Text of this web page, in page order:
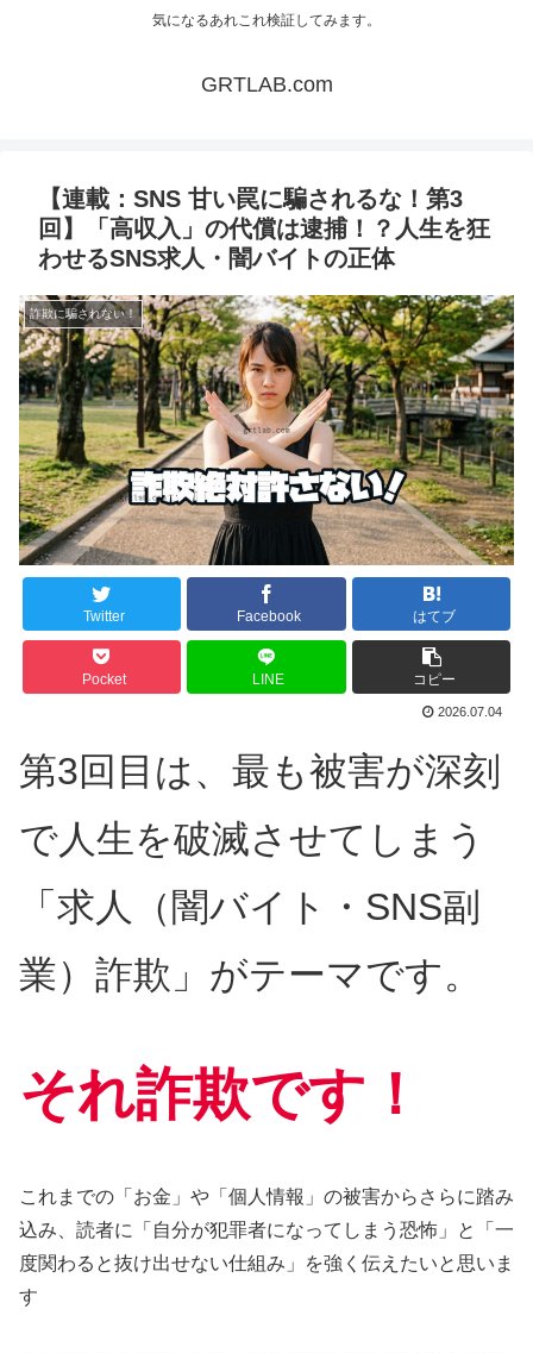
気になるあれこれ検証してみます。
GRTLAB.com
【連載：SNS 甘い罠に騙されるな！第3
回】「高収入」の代償は逮捕！？人生を狂
わせるSNS求人・闇バイトの正体
詐欺に騙されない！
Twitter Facebook はてブ
Pocket LINE コピー
2026.07.04
第3回目は、最も被害が深刻
で人生を破滅させてしまう
「求人（闇バイト・SNS副
業）詐欺」がテーマです。
それ詐欺です！
これまでの「お金」や「個人情報」の被害からさらに踏み
込み、読者に「自分が犯罪者になってしまう恐怖」と「一
度関わると抜け出せない仕組み」を強く伝えたいと思いま
す